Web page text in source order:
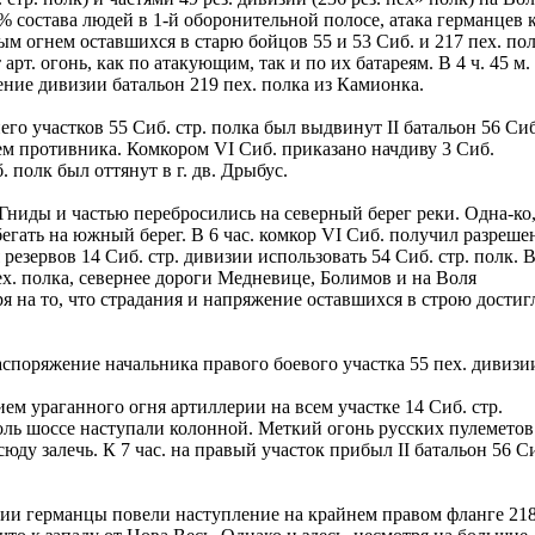
людей в 1-й оборонительной полосе, атака германцев
огнем оставшихся в старю бойцов 55 и 53 Сиб. и 217 пех.
огонь, как по атакующим, так и по их батареям. В 4 ч. 45 м.
дивизии батальон 219 пех. полка из Камионка.
участков 55 Сиб. стр. полка был выдвинут II батальон 56
противника. Комкором VI Сиб. приказано начдиву 3 Сиб.
был оттянут в г. дв. Дрыбус.
и частью перебросились на северный берег реки. Одна-ко,
на южный берег. В 6 час. комкор VI Сиб. получил
14 Сиб. стр. дивизии использовать 54 Сиб. стр. полк. В
полка, севернее дороги Медневице, Болимов и на Воля
то, что страдания и напряжение оставшихся в строю
начальника правого боевого участка 55 пех.
ураганного огня артиллерии на всем участке 14 Сиб. стр.
шоссе наступали колонной. Меткий огонь русских
залечь. К 7 час. на правый участок прибыл II батальон 56
германцы повели наступление на крайнем правом фланге